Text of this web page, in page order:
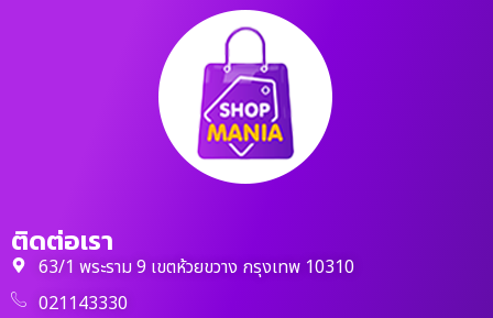
ติดต่อเรา
63/1 พระราม 9 เขตห้วยขวาง กรุงเทพ 10310
021143330